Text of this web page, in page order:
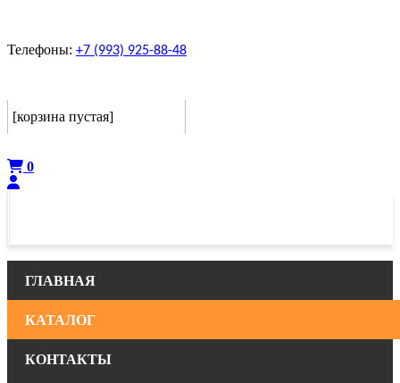
Телефоны: +7 (993) 925-88-48
[корзина пустая]
0
ГЛАВНАЯ
КАТАЛОГ
КОНТАКТЫ